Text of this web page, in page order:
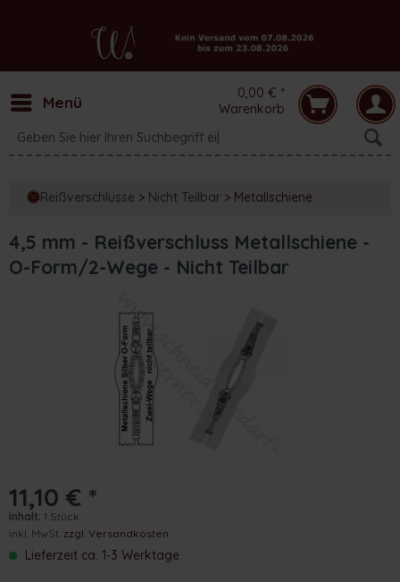
Menü
0,00 € *
Warenkorb
Reißverschlüsse > Nicht Teilbar > Metallschiene
4,5 mm - Reißverschluss Metallschiene -
O-Form/2-Wege - Nicht Teilbar
11,10 € *
Inhalt: 1 Stück
inkl. MwSt. zzgl. Versandkosten
Lieferzeit ca. 1-3 Werktage